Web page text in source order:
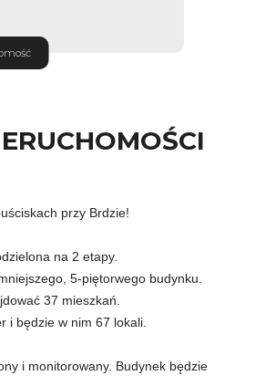
przy Brdzie!
na 2 etapy.
5-piętorwego budynku.
37 mieszkań.
i będzie w nim 67 lokali.
i monitorowany. Budynek będzie